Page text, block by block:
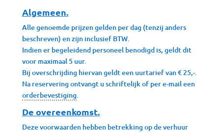
Algemeen.
Alle genoemde prijzen gelden per dag (tenzij anders
beschreven) en zijn inclusief BTW.
Indien er begeleidend personeel benodigd is, geldt dit
voor maximaal 5 uur.
Bij overschrijding hiervan geldt een uurtarief van € 25,-.
Na reservering ontvangt u schriftelijk of per e-mail een
orderbevestiging.
De overeenkomst.
Deze voorwaarden hebben betrekking op de verhuur